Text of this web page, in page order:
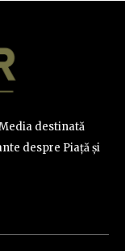
destinată
despre Piață și